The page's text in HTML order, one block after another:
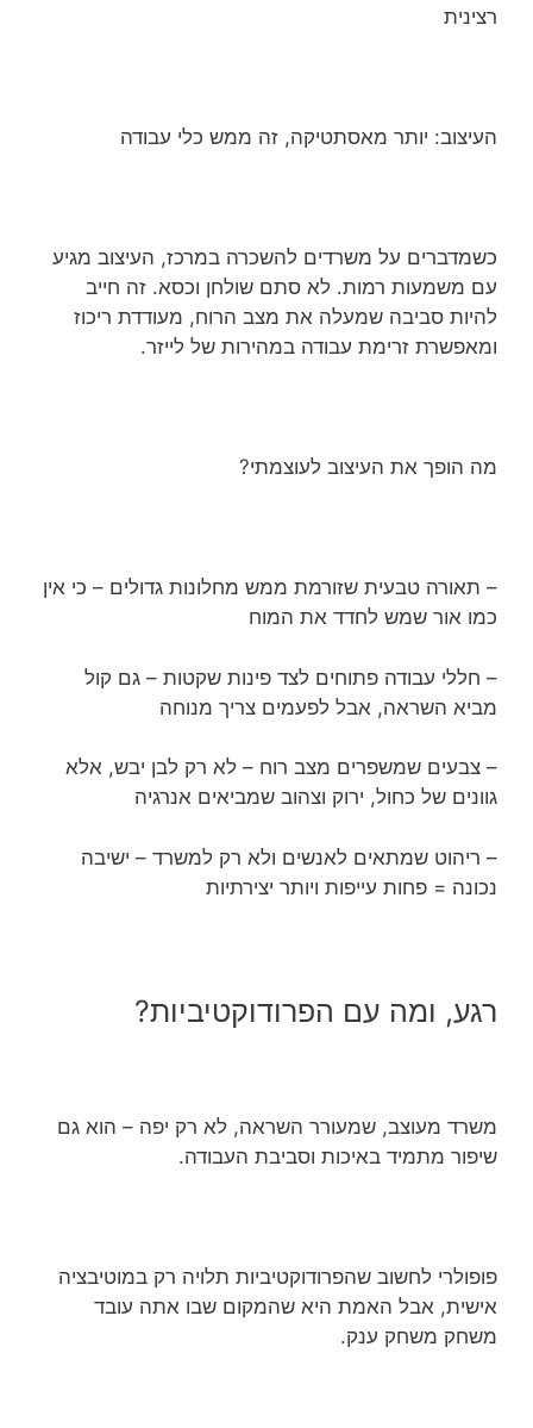
רצינית
העיצוב: יותר מאסתטיקה, זה ממש כלי עבודה
כשמדברים על משרדים להשכרה במרכז, העיצוב מגיע
עם משמעות רמות. לא סתם שולחן וכסא. זה חייב
להיות סביבה שמעלה את מצב הרוח, מעודדת ריכוז
ומאפשרת זרימת עבודה במהירות של לייזר.
מה הופך את העיצוב לעוצמתי?
– תאורה טבעית שזורמת ממש מחלונות גדולים – כי אין
כמו אור שמש לחדד את המוח
– חללי עבודה פתוחים לצד פינות שקטות – גם קול
מביא השראה, אבל לפעמים צריך מנוחה
– צבעים שמשפרים מצב רוח – לא רק לבן יבש, אלא
גוונים של כחול, ירוק וצהוב שמביאים אנרגיה
– ריהוט שמתאים לאנשים ולא רק למשרד – ישיבה
נכונה = פחות עייפות ויותר יצירתיות
רגע, ומה עם הפרודוקטיביות?
משרד מעוצב, שמעורר השראה, לא רק יפה – הוא גם
שיפור מתמיד באיכות וסביבת העבודה.
פופולרי לחשוב שהפרודוקטיביות תלויה רק במוטיבציה
אישית, אבל האמת היא שהמקום שבו אתה עובד
משחק משחק ענק.